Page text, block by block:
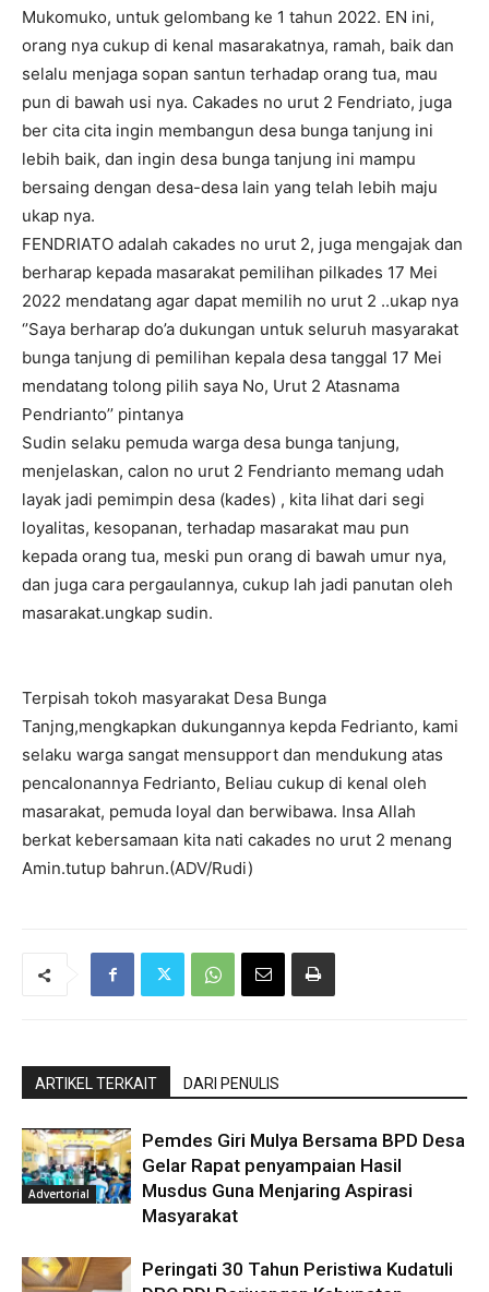
Mukomuko, untuk gelombang ke 1 tahun 2022. EN ini,
orang nya cukup di kenal masarakatnya, ramah, baik dan
selalu menjaga sopan santun terhadap orang tua, mau
pun di bawah usi nya. Cakades no urut 2 Fendriato, juga
ber cita cita ingin membangun desa bunga tanjung ini
lebih baik, dan ingin desa bunga tanjung ini mampu
bersaing dengan desa-desa lain yang telah lebih maju
ukap nya.
FENDRIATO adalah cakades no urut 2, juga mengajak dan
berharap kepada masarakat pemilihan pilkades 17 Mei
2022 mendatang agar dapat memilih no urut 2 ..ukap nya
‘’Saya berharap do’a dukungan untuk seluruh masyarakat
bunga tanjung di pemilihan kepala desa tanggal 17 Mei
mendatang tolong pilih saya No, Urut 2 Atasnama
Pendrianto’’ pintanya
Sudin selaku pemuda warga desa bunga tanjung,
menjelaskan, calon no urut 2 Fendrianto memang udah
layak jadi pemimpin desa (kades) , kita lihat dari segi
loyalitas, kesopanan, terhadap masarakat mau pun
kepada orang tua, meski pun orang di bawah umur nya,
dan juga cara pergaulannya, cukup lah jadi panutan oleh
masarakat.ungkap sudin.
Terpisah tokoh masyarakat Desa Bunga
Tanjng,mengkapkan dukungannya kepda Fedrianto, kami
selaku warga sangat mensupport dan mendukung atas
pencalonannya Fedrianto, Beliau cukup di kenal oleh
masarakat, pemuda loyal dan berwibawa. Insa Allah
berkat kebersamaan kita nati cakades no urut 2 menang
Amin.tutup bahrun.(ADV/Rudi)
ARTIKEL TERKAIT DARI PENULIS
Advertorial
Pemdes Giri Mulya Bersama BPD Desa
Gelar Rapat penyampaian Hasil
Musdus Guna Menjaring Aspirasi
Masyarakat
Peringati 30 Tahun Peristiwa Kudatuli